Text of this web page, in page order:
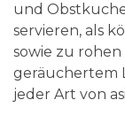
und
servieren, als
sowie zu
geräuchertem
jeder Art von